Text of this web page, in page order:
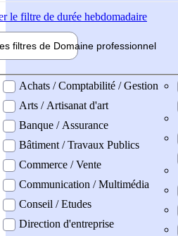
le filtre de durée hebdomadaire
filtres de Domaine professionnel
professionel
Achats / Comptabilité / Gestion
Arts / Artisanat d'art
Banque / Assurance
Bâtiment / Travaux Publics
Commerce / Vente
Communication / Multimédia
Conseil / Etudes
Direction d'entreprise